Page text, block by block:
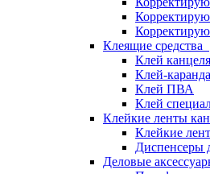
Клеящие средства
Клей
Клей-
Клей ПВА
Клей
Клейкие ленты
Клейкие
Диспенсеры
Деловые